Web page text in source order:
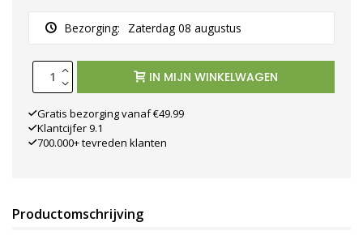
Bezorging: Zaterdag 08 augustus
IN MIJN WINKELWAGEN
Gratis bezorging vanaf €49.99
Klantcijfer 9.1
700.000+ tevreden klanten
Productomschrijving